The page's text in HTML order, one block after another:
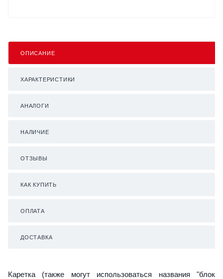
ОПИСАНИЕ
ХАРАКТЕРИСТИКИ
АНАЛОГИ
НАЛИЧИЕ
ОТЗЫВЫ
КАК КУПИТЬ
ОПЛАТА
ДОСТАВКА
Каретка (также могут использоваться названия "блок